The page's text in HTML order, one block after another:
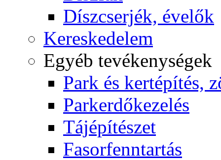
Díszcserjék, évelők
Kereskedelem
Egyéb tevékenységek
Park és kertépítés,
Parkerdőkezelés
Tájépítészet
Fasorfenntartás